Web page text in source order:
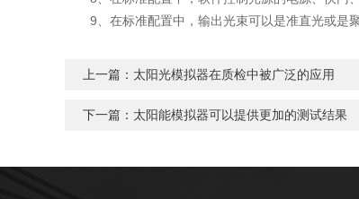
9、在标准配置中，输出光束可以是准直光或是
上一篇： 太阳光模拟器在质检中被广泛的应用
下一篇： 太阳能模拟器可以提供更加的测试结果